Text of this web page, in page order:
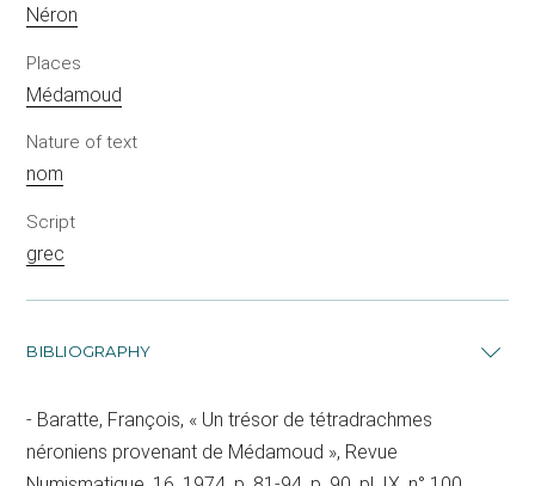
Néron
Places
Médamoud
Nature of text
nom
Script
grec
BIBLIOGRAPHY
Baratte, François, « Un trésor de tétradrachmes
néroniens provenant de Médamoud », Revue